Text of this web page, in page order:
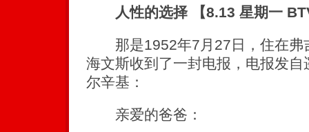
人性的选择 【8.13 星期一
那是1952年7月27日，住在弗
海文斯收到了一封电报，电报发
尔辛基：
亲爱的爸爸：